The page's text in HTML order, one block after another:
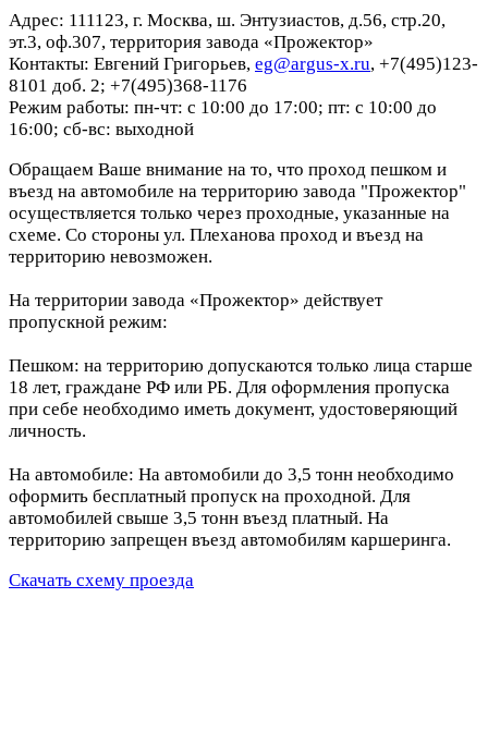
Адрес: 111123, г. Москва, ш. Энтузиастов, д.56, стр.20,
эт.3, оф.307, территория завода «Прожектор»
Контакты: Евгений Григорьев, eg@argus-x.ru, +7(495)123-
8101 доб. 2; +7(495)368-1176
Режим работы: пн-чт: с 10:00 до 17:00; пт: с 10:00 до
16:00; сб-вс: выходной
Обращаем Ваше внимание на то, что проход пешком и
въезд на автомобиле на территорию завода "Прожектор"
осуществляется только через проходные, указанные на
схеме. Со стороны ул. Плеханова проход и въезд на
территорию невозможен.
На территории завода «Прожектор» действует
пропускной режим:
Пешком: на территорию допускаются только лица старше
18 лет, граждане РФ или РБ. Для оформления пропуска
при себе необходимо иметь документ, удостоверяющий
личность.
На автомобиле: На автомобили до 3,5 тонн необходимо
оформить бесплатный пропуск на проходной. Для
автомобилей свыше 3,5 тонн въезд платный. На
территорию запрещен въезд автомобилям каршеринга.
Скачать схему проезда